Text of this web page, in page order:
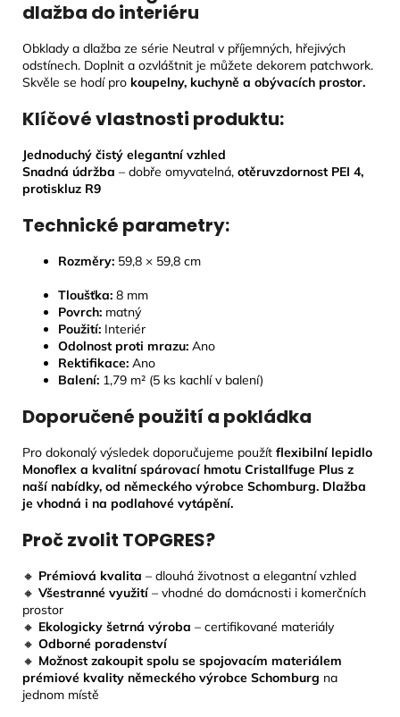
dlažba do interiéru
Obklady a dlažba ze série Neutral v příjemných, hřejivých
odstínech. Doplnit a ozvláštnit je můžete dekorem patchwork.
Skvěle se hodí pro koupelny, kuchyně a obývacích prostor.
Klíčové vlastnosti produktu:
Jednoduchý čistý elegantní vzhled
Snadná údržba – dobře omyvatelná, otěruvzdornost PEI 4,
protiskluz R9
Technické parametry:
Rozměry: 59,8 × 59,8 cm
Tloušťka: 8 mm
Povrch: matný
Použití: Interiér
Odolnost proti mrazu: Ano
Rektifikace: Ano
Balení: 1,79 m² (5 ks kachlí v balení)
Doporučené použití a pokládka
Pro dokonalý výsledek doporučujeme použít flexibilní lepidlo
Monoflex a kvalitní spárovací hmotu Cristallfuge Plus z
naší nabídky, od německého výrobce Schomburg. Dlažba
je vhodná i na podlahové vytápění.
Proč zvolit TOPGRES?
🔸 Prémiová kvalita – dlouhá životnost a elegantní vzhled
🔸 Všestranné využití – vhodné do domácnosti i komerčních
prostor
🔸 Ekologicky šetrná výroba – certifikované materiály
🔸 Odborné poradenství
🔸 Možnost zakoupit spolu se spojovacím materiálem
prémiové kvality německého výrobce Schomburg na
jednom místě